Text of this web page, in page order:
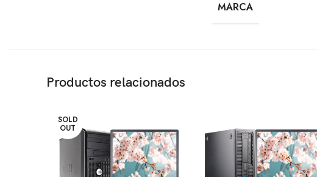
MARCA
Productos relacionados
SOLD
OUT